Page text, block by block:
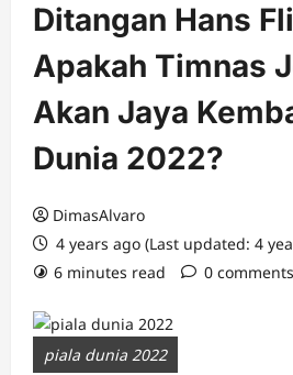
Ditangan Hans
Apakah Timnas
Akan Jaya
Dunia 2022?
DimasAlvaro
4 years ago (Last updated: 4
6 minutes read
0 comments
piala dunia 2022